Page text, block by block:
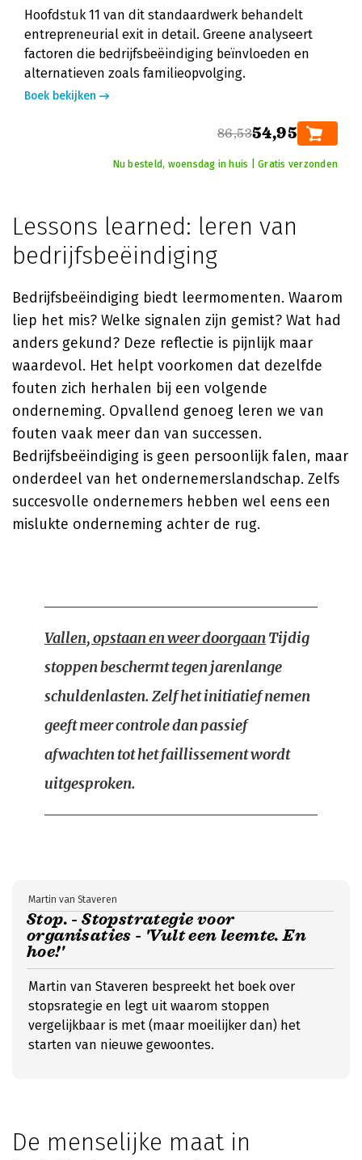
Hoofdstuk 11 van dit standaardwerk behandelt
entrepreneurial exit in detail. Greene analyseert
factoren die bedrijfsbeëindiging beïnvloeden en
alternatieven zoals familieopvolging.
Boek bekijken
86,5354,95
Nu besteld, woensdag in huis | Gratis verzonden
Lessons learned: leren van
bedrijfsbeëindiging
Bedrijfsbeëindiging biedt leermomenten. Waarom
liep het mis? Welke signalen zijn gemist? Wat had
anders gekund? Deze reflectie is pijnlijk maar
waardevol. Het helpt voorkomen dat dezelfde
fouten zich herhalen bij een volgende
onderneming. Opvallend genoeg leren we van
fouten vaak meer dan van successen.
Bedrijfsbeëindiging is geen persoonlijk falen, maar
onderdeel van het ondernemerslandschap. Zelfs
succesvolle ondernemers hebben wel eens een
mislukte onderneming achter de rug.
Vallen, opstaan en weer doorgaanTijdig
stoppen beschermt tegen jarenlange
schuldenlasten. Zelf het initiatief nemen
geeft meer controle dan passief
afwachten tot het faillissement wordt
uitgesproken.
Stop. - Stopstrategie voor
organisaties - 'Vult een leemte. En
hoe!'
Martin van Staveren
Martin van Staveren bespreekt het boek over
stopsrategie en legt uit waarom stoppen
vergelijkbaar is met (maar moeilijker dan) het
starten van nieuwe gewoontes.
De menselijke maat in